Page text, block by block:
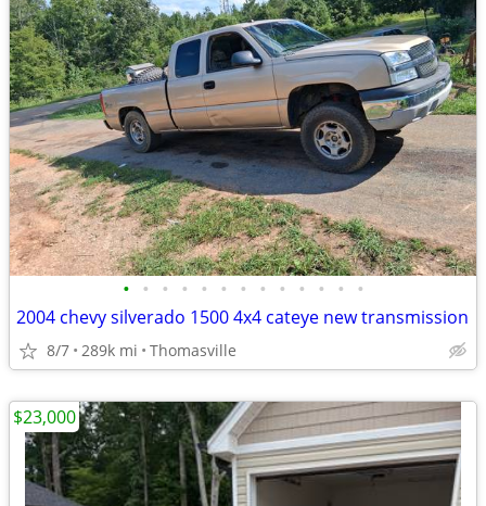
• • • • • • • • • • • • •
2004 chevy silverado 1500 4x4 cateye new transmission
8/7 289k mi Thomasville
$23,000